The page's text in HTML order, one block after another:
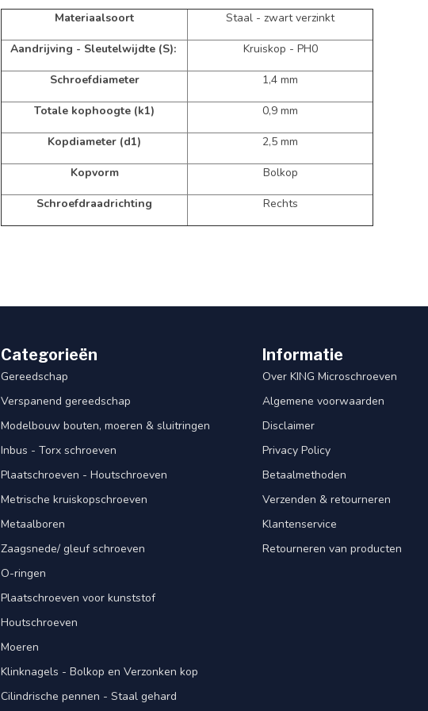
Materiaalsoort Staal - zwart verzinkt
Aandrijving - Sleutelwijdte (S): Kruiskop - PH0
Schroefdiameter 1,4 mm
Totale kophoogte (k1) 0,9 mm
Kopdiameter (d1) 2,5 mm
Kopvorm Bolkop
Schroefdraadrichting Rechts
Categorieën
Gereedschap
Verspanend gereedschap
Modelbouw bouten, moeren & sluitringen
Inbus - Torx schroeven
Plaatschroeven - Houtschroeven
Metrische kruiskopschroeven
Metaalboren
Zaagsnede/ gleuf schroeven
O-ringen
Plaatschroeven voor kunststof
Houtschroeven
Moeren
Klinknagels - Bolkop en Verzonken kop
Cilindrische pennen - Staal gehard
Informatie
Over KING Microschroeven
Algemene voorwaarden
Disclaimer
Privacy Policy
Betaalmethoden
Verzenden & retourneren
Klantenservice
Retourneren van producten